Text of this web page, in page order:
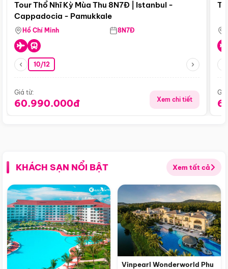
Tour Thổ Nhĩ Kỳ Mùa Thu 8N7Đ | Istanbul -
Cappadocia - Pamukkale
Hồ Chí Minh 8N7Đ
10/12
Giá từ:
60.990.000đ Xem chi tiết
KHÁCH SẠN NỔI BẬT Xem tất cả
Vinpearl Wonderworld Phu